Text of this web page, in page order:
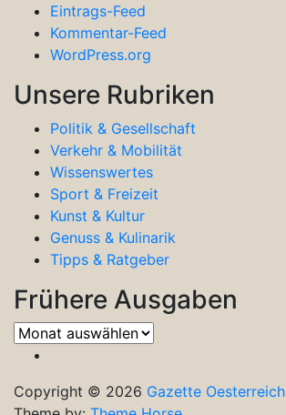
Eintrags-Feed
Kommentar-Feed
WordPress.org
Unsere Rubriken
Politik & Gesellschaft
Verkehr & Mobilität
Wissenswertes
Sport & Freizeit
Kunst & Kultur
Genuss & Kulinarik
Tipps & Ratgeber
Frühere Ausgaben
Frühere
Ausgaben
Copyright © 2026 Gazette Oesterreich